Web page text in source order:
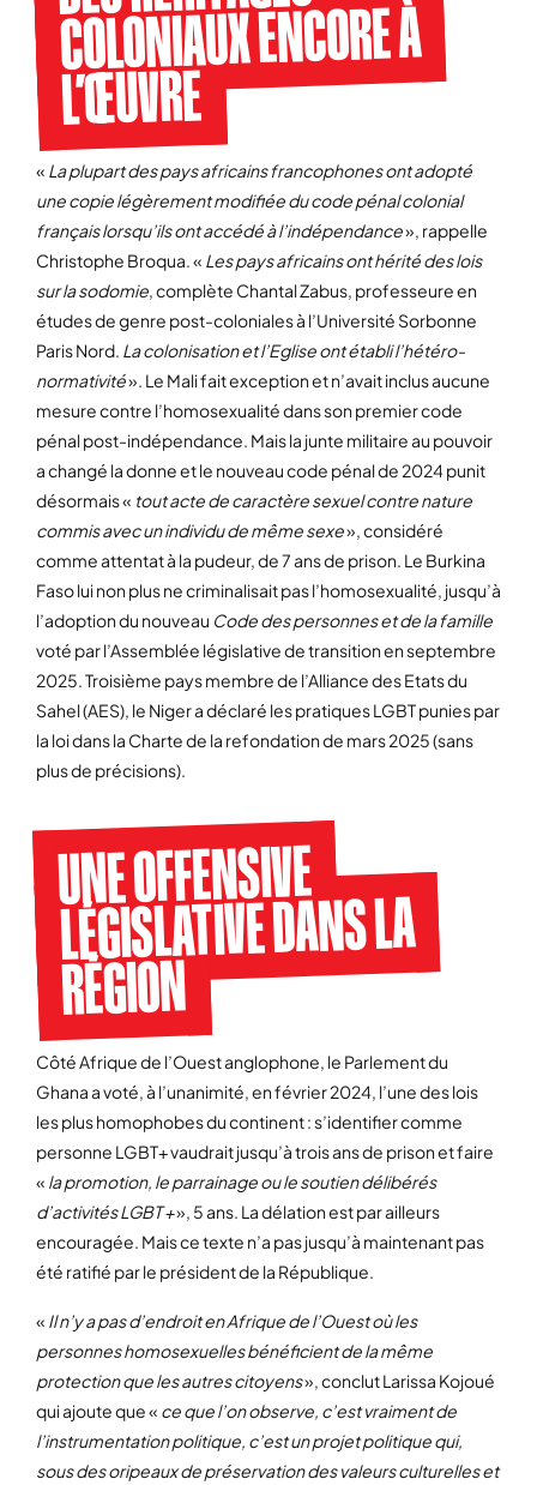
COLONIAUX ENCORE À
L’ŒUVRE
« La plupart des pays africains francophones ont adopté
une copie légèrement modifiée du code pénal colonial
français lorsqu’ils ont accédé à l’indépendance», rappelle
Christophe Broqua. « Les pays africains ont hérité des lois
sur la sodomie, complète Chantal Zabus, professeure en
études de genre post-coloniales à l’Université Sorbonne
Paris Nord. La colonisation et l’Eglise ont établi l’hétéro-
normativité». Le Mali fait exception et n’avait inclus aucune
mesure contre l’homosexualité dans son premier code
pénal post-indépendance. Mais la junte militaire au pouvoir
a changé la donne et le nouveau code pénal de 2024 punit
désormais « tout acte de caractère sexuel contre nature
commis avec un individu de même sexe», considéré
comme attentat à la pudeur, de 7 ans de prison. Le Burkina
Faso lui non plus ne criminalisait pas l’homosexualité, jusqu’à
l’adoption du nouveau Code des personnes et de la famille
voté par l’Assemblée législative de transition en septembre
2025. Troisième pays membre de l’Alliance des Etats du
Sahel (AES), le Niger a déclaré les pratiques LGBT punies par
la loi dans la Charte de la refondation de mars 2025 (sans
plus de précisions).
UNE OFFENSIVE
LÉGISLATIVE DANS LA
RÉGION
Côté Afrique de l’Ouest anglophone, le Parlement du
Ghana a voté, à l’unanimité, en février 2024, l’une des lois
les plus homophobes du continent : s’identifier comme
personne LGBT+ vaudrait jusqu’à trois ans de prison et faire
« la promotion, le parrainage ou le soutien délibérés
d’activités LGBT +», 5 ans. La délation est par ailleurs
encouragée. Mais ce texte n’a pas jusqu’à maintenant pas
été ratifié par le président de la République.
« Il n’y a pas d’endroit en Afrique de l’Ouest où les
personnes homosexuelles bénéficient de la même
protection que les autres citoyens», conclut Larissa Kojoué
qui ajoute que « ce que l’on observe, c’est vraiment de
l’instrumentation politique, c’est un projet politique qui,
sous des oripeaux de préservation des valeurs culturelles et